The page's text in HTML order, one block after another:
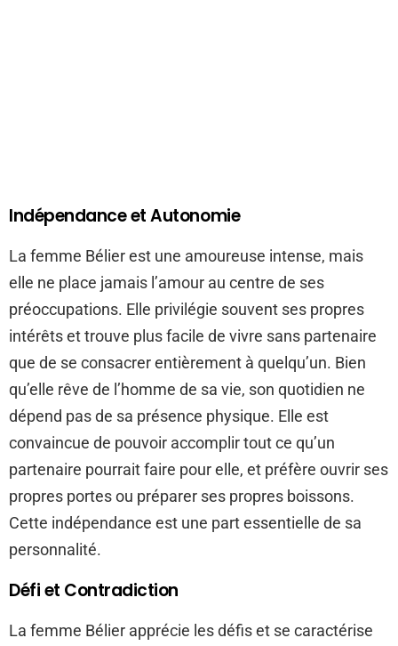
Indépendance et Autonomie
La femme Bélier est une amoureuse intense, mais
elle ne place jamais l’amour au centre de ses
préoccupations. Elle privilégie souvent ses propres
intérêts et trouve plus facile de vivre sans partenaire
que de se consacrer entièrement à quelqu’un. Bien
qu’elle rêve de l’homme de sa vie, son quotidien ne
dépend pas de sa présence physique. Elle est
convaincue de pouvoir accomplir tout ce qu’un
partenaire pourrait faire pour elle, et préfère ouvrir ses
propres portes ou préparer ses propres boissons.
Cette indépendance est une part essentielle de sa
personnalité.
Défi et Contradiction
La femme Bélier apprécie les défis et se caractérise